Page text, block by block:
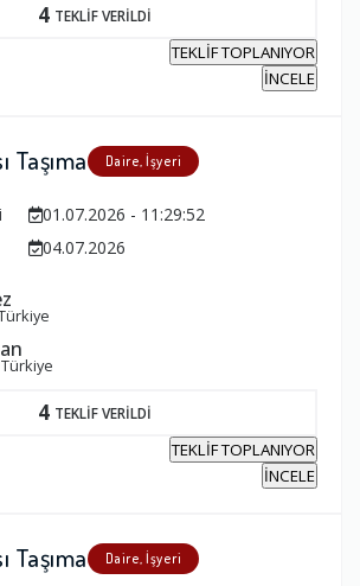
4 TEKLİF VERİLDİ
TEKLİF TOPLANIYOR
İNCELE
Taşıma Daire, İşyeri
01.07.2026 - 11:29:52
04.07.2026
4 TEKLİF VERİLDİ
TEKLİF TOPLANIYOR
İNCELE
Taşıma Daire, İşyeri